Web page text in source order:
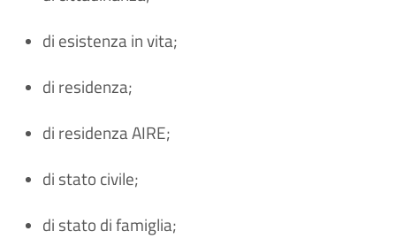
di esistenza in vita;
di residenza;
di residenza AIRE;
di stato civile;
di stato di famiglia;